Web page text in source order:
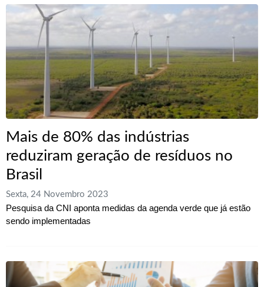
Mais de 80% das indústrias
reduziram geração de resíduos no
Brasil
Sexta, 24 Novembro 2023
Pesquisa da CNI aponta medidas da agenda verde que já estão
sendo implementadas